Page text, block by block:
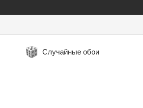
Случайные обои